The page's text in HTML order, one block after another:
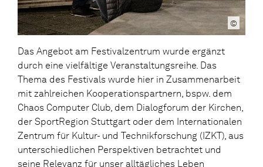
©
Das Angebot am Festivalzentrum wurde ergänzt
durch eine vielfältige Veranstaltungsreihe. Das
Thema des Festivals wurde hier in Zusammenarbeit
mit zahlreichen Kooperationspartnern, bspw. dem
Chaos Computer Club, dem Dialogforum der Kirchen,
der SportRegion Stuttgart oder dem Internationalen
Zentrum für Kultur- und Technikforschung (IZKT), aus
unterschiedlichen Perspektiven betrachtet und
seine Relevanz für unser alltägliches Leben